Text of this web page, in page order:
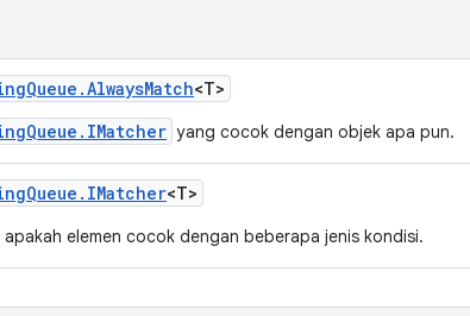
Queue .AlwaysMatch<T>
yang cocok dengan objek apa pun.
Queue . IMatcher<T>
elemen cocok dengan beberapa jenis kondisi.